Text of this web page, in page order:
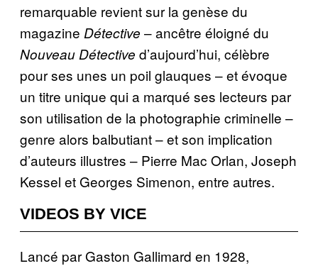
remarquable revient sur la genèse du
magazine Détective – ancêtre éloigné du
Nouveau Détective d’aujourd’hui, célèbre
pour ses unes un poil glauques – et évoque
un titre unique qui a marqué ses lecteurs par
son utilisation de la photographie criminelle –
genre alors balbutiant – et son implication
d’auteurs illustres – Pierre Mac Orlan, Joseph
Kessel et Georges Simenon, entre autres.
VIDEOS BY VICE
Lancé par Gaston Gallimard en 1928,